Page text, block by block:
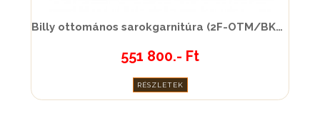
Billy ottomános sarokgarnitúra (2F-OTM/BK KLEIN)-51
551 800.- Ft
RÉSZLETEK